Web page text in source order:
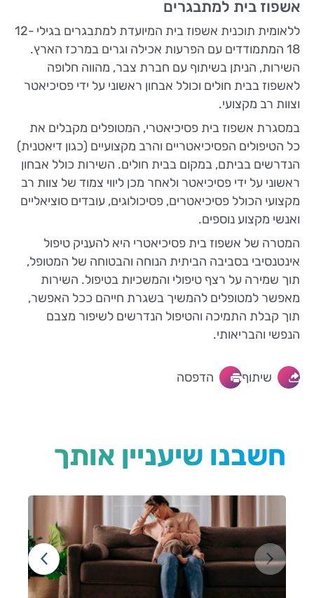
אשפוז בית למתבגרים
ללאומית תוכנית אשפוז בית המיועדת למתבגרים בגילי 12-
18 המתמודדים עם הפרעות אכילה וגרים במרכז הארץ.
השירות, הניתן בשיתוף עם חברת צבר, מהווה חלופה
לאשפוז בבית חולים וכולל אבחון ראשוני על ידי פסיכיאטר
וצוות רב מקצועי.
במסגרת אשפוז בית פסיכיאטרי, המטופלים מקבלים את
כל הטיפולים הפסיכיאטריים והרב מקצועיים (כגון דיאטנית)
הנדרשים בביתם, במקום בבית חולים. השירות כולל אבחון
ראשוני על ידי פסיכיאטר ולאחר מכן ליווי צמוד של צוות רב
מקצועי הכולל פסיכיאטרים, פסיכולוגים, עובדים סוציאליים
ואנשי מקצוע נוספים.
המטרה של אשפוז בית פסיכיאטרי היא להעניק טיפול
אינטנסיבי בסביבה הביתית הנוחה והבטוחה של המטופל,
תוך שמירה על רצף טיפולי והמשכיות בטיפול. השירות
מאפשר למטופלים להמשיך בשגרת חייהם ככל האפשר,
תוך קבלת התמיכה והטיפול הנדרשים לשיפור מצבם
הנפשי והבריאותי.
שיתוף הדפסה
חשבנו שיעניין אותך